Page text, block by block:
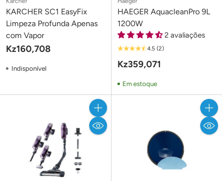
KARCHER SC1 EasyFix
Limpeza Profunda Apenas
com Vapor
Kz160,708
Indisponível
HAEGER AquacleanPro 9L
1200W
2 avaliações
4.5 (2)
Kz359,071
Em estoque
Quantidade